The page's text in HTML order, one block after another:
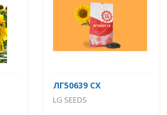
ЛГ50639 СХ
LG SEEDS